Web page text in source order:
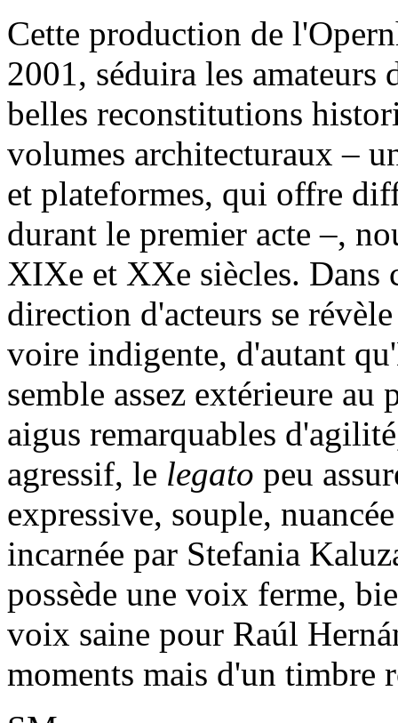
Cette production de
2001, séduira les amateurs
belles reconstitutions
volumes architecturaux –
et plateformes, qui offre
durant le premier acte –,
XIXe et XXe siècles. Dans
direction d'acteurs se
voire indigente, d'autant
semble assez extérieure
aigus remarquables
agressif, le legato peu
expressive, souple,
incarnée par Stefania
possède une voix ferme,
voix saine pour Raúl
moments mais d'un timbre